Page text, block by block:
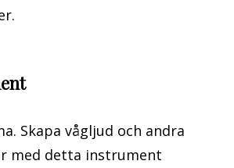
Skapa vågljud och andra
med detta instrument